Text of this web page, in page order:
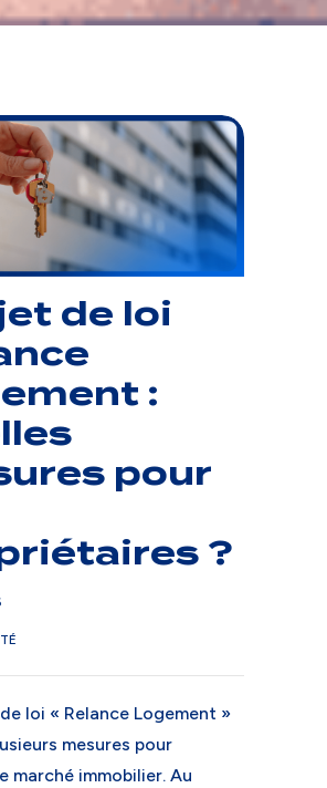
de loi
:
pour
?
loi « Relance Logement »
mesures pour
marché immobilier. Au